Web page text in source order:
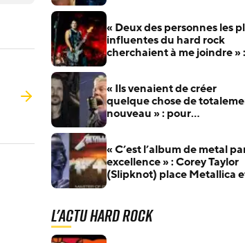
« Deux des personnes les
influentes du hard rock
cherchaient à me joindre » :
« Ils venaient de créer
quelque chose de
nouveau » : pour
souvient du jour où il a
compris que Metallica allait
changer le heavy metal
« C’est l’album de metal
excellence » : Corey Taylor
(Slipknot) place Metallica
L'actu Hard Rock